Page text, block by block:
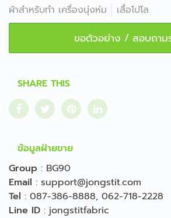
ผ้าสำหรับทำ เครื่องนุ่งห่ม
เสื้อโปโล
ขอตัวอย่าง / สอบถาม
SHARE THIS
ข้อมูลฝ่ายขาย
Group : BG90
Email : support@jongstit.com
Tel : 087-386-8888, 062-718-2228
Line ID : jongstitfabric